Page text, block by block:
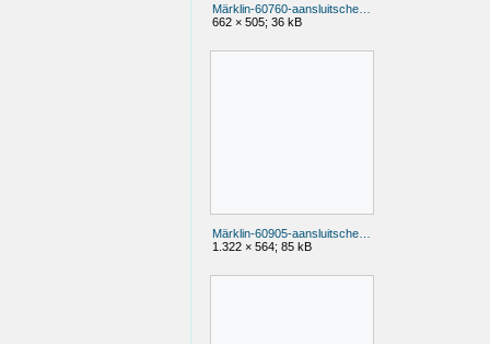
Märklin-60760-aansluitschema.jpg
662 × 505; 36 kB
Märklin-60905-aansluitschema.jpg
1.322 × 564; 85 kB